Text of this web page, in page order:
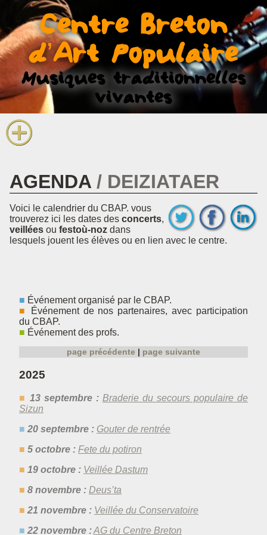
Centre Breton
d’Art Populaire
Musiques traditionnelles
vivantes
La voix et le chant
Infos pratiques
AGENDA DEIZIATAER
Voici le calendrier du CBAP. vous
trouverez ici les dates des concerts,
veillées ou festoù-noz dans
lesquels jouent les élèves ou en lien avec le centre.
Événement organisé par le CBAP.
Événement de nos partenaires, avec participation
du CBAP.
Événement des profs.
page précédente page suivante
2025
13 septembre : Braderie du secours populaire de
Sizun
20 septembre : Gouter de rentrée
5 octobre : Fete du potiron
19 octobre : Veillée Dastum
8 novembre : Deus’ta
21 novembre : Veillée du Conservatoire
22 novembre :AG du Centre Breton